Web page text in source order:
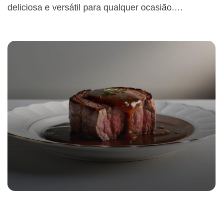
deliciosa e versátil para qualquer ocasião.…